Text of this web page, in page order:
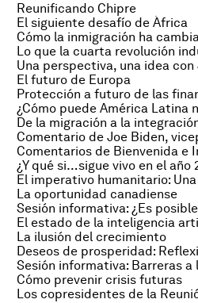
Reunificando Chipre
El siguiente desafío de África
Una perspectiva, una idea con
El futuro de Europa
Protección a futuro de las
¿Cómo puede América Latina
De la migración a la
¿Y qué si…sigue vivo en el año
La oportunidad canadiense
El estado de la inteligencia
La ilusión del crecimiento
Cómo prevenir crisis futuras
Los copresidentes de la